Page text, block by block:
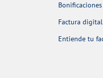
Factura digital
Entiende tu